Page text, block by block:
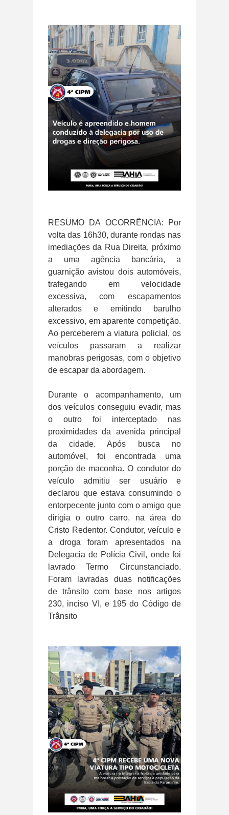
RESUMO DA OCORRÊNCIA: Por
volta das 16h30, durante rondas nas
imediações da Rua Direita, próximo
a uma agência bancária, a
guarnição avistou dois automóveis,
trafegando em velocidade
excessiva, com escapamentos
alterados e emitindo barulho
excessivo, em aparente competição.
Ao perceberem a viatura policial, os
veículos passaram a realizar
manobras perigosas, com o objetivo
de escapar da abordagem.
Durante o acompanhamento, um
dos veículos conseguiu evadir, mas
o outro foi interceptado nas
proximidades da avenida principal
da cidade. Após busca no
automóvel, foi encontrada uma
porção de maconha. O condutor do
veículo admitiu ser usuário e
declarou que estava consumindo o
entorpecente junto com o amigo que
dirigia o outro carro, na área do
Cristo Redentor. Condutor, veículo e
a droga foram apresentados na
Delegacia de Polícia Civil, onde foi
lavrado Termo Circunstanciado.
Foram lavradas duas notificações
de trânsito com base nos artigos
230, inciso VI, e 195 do Código de
Trânsito